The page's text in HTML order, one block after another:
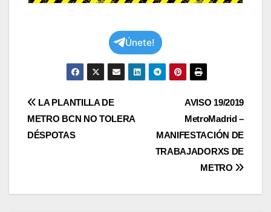
Únete!
Navegación
de
AVISO 19/2019
MetroMadrid –
MANIFESTACIÓN DE
TRABAJADORXS DE
METRO
LA PLANTILLA DE
METRO BCN NO TOLERA
DÉSPOTAS